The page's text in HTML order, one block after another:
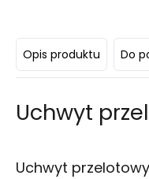
Opis produktu Do
Uchwyt
Uchwyt przelotowy